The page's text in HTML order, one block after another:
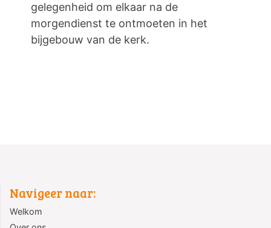
gelegenheid om elkaar na de
morgendienst te ontmoeten in het
bijgebouw van de kerk.
Navigeer naar:
Welkom